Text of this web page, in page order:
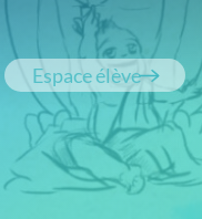
Espace élève